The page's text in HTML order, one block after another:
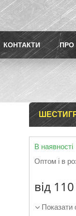
КОНТАКТИ ПРО
В наявності
Оптом і в
від
Показати